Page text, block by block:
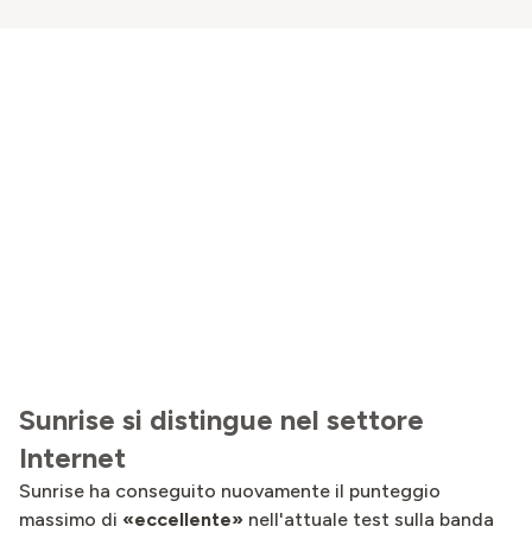
Sunrise si distingue nel settore
Internet
Sunrise ha conseguito nuovamente il punteggio
massimo di «eccellente» nell'attuale test sulla banda